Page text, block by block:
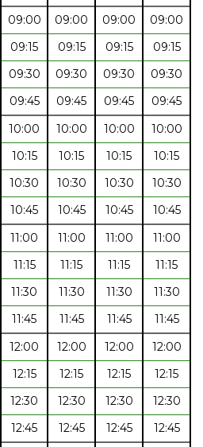
09:00 09:00 09:00
09:00
09:15 09:15 09:15
09:15
09:30 09:30 09:30
09:30
09:45 09:45 09:45
09:45
10:00 10:00 10:00
10:00
10:15 10:15 10:15
10:15
10:30 10:30 10:30
10:30
10:45 10:45 10:45
10:45
11:00 11:00 11:00
11:00
11:15 11:15 11:15
11:15
11:30 11:30 11:30
11:30
11:45 11:45 11:45
11:45
12:00 12:00 12:00
12:00
12:15 12:15 12:15
12:15
12:30 12:30 12:30
12:30
12:45 12:45 12:45
12:45